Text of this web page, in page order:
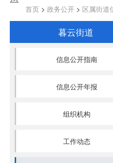
首页 > 政务公开 > 区属街道
暮云街道
信息公开指南
信息公开年报
组织机构
工作动态